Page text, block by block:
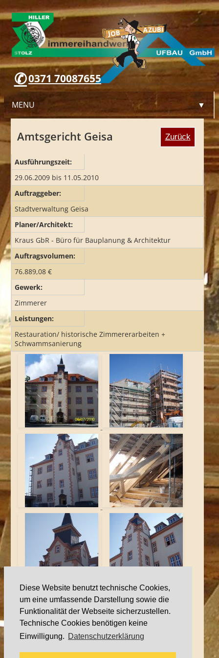
Diese Website benutzt technische Cookies,
um eine umfassende Darstellung sowie die
Funktionalität der Webseite sicherzustellen.
Technische Cookies benötigen keine
Einwilligung. Datenschutzerklärung
0371 70087655
MENU ▼
WILLKOMMEN
UNTERNEHMEN
LEISTUNGEN
REFERENZEN
JOB UND AZUBI
Zurück
Amtsgericht Geisa
Ausführungszeit:
29.06.2009 bis 11.05.2010
Auftraggeber:
Stadtverwaltung Geisa
Planer/Architekt:
Kraus GbR - Büro für Bauplanung & Architektur
Auftragsvolumen:
76.889,08 €
Gewerk:
Zimmerer
Leistungen:
Restauration/ historische Zimmererarbeiten +
Schwammsanierung